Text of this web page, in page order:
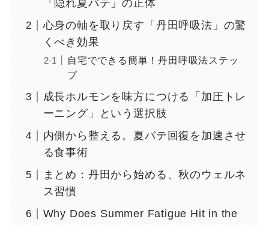
「隠れ夏バテ」の正体
心身の軸を取り戻す「丹田呼吸法」の驚
くべき効果
自宅でできる簡単！丹田呼吸法ステッ
プ
成長ホルモンを味方につける「加圧トレ
ーニング」という選択肢
内側から整える。夏バテ回復を加速させ
る食事術
まとめ：丹田から始める、秋のウェルネ
ス習慣
Why Does Summer Fatigue Hit in the